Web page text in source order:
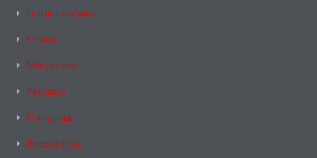
Геоэкономика
Книги
Миграции
Религия
Финансы
Энергетика